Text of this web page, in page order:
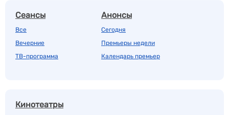
Сеансы
Все
Вечерние
ТВ-программа
Анонсы
Сегодня
Премьеры недели
Календарь премьер
Кинотеатры